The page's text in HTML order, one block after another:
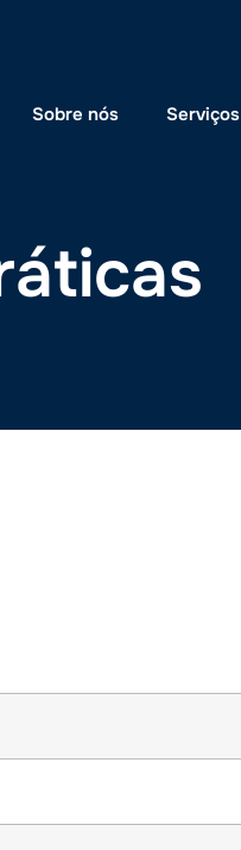
Sobre nós Serviços